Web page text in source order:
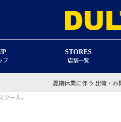
プ
STORES
店舗一覧
夏期休業に伴う 出荷・
ール。